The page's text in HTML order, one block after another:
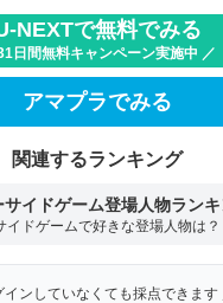
NEXTで無料でみる
日間無料キャンペーン実施中 ／
アマプラでみる
関連するランキング
サイドゲーム登場人物ラン
イドゲームで好きな登場人物は？
インしていなくても採点できます